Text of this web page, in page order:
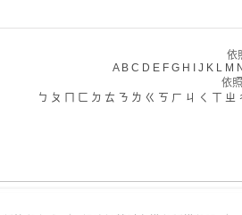
依
A B C D E F G H J K L M
依
ㄅ ㄆ ㄈ ㄉ ㄊ ㄋ ㄌ ㄍ ㄎ ㄏ ㄐ ㄑ ㄓ